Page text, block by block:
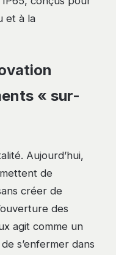
et à la
« sur-
Aujourd’hui,
de
créer de
des
agit comme un
s’enfermer dans